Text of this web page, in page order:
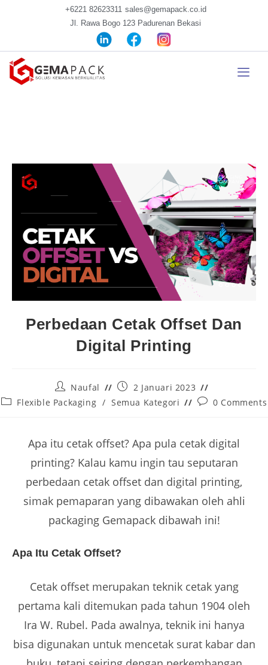
+6221 82623311 sales@gemapack.co.id
Jl. Rawa Bogo 123 Padurenan Bekasi
Perbedaan Cetak Offset Dan
Digital Printing
Naufal
2 Januari 2023
Flexible Packaging / Semua Kategori 0 Comments
Apa itu cetak offset? Apa pula cetak digital
printing? Kalau kamu ingin tau seputaran
perbedaan cetak offset dan digital printing,
simak pemaparan yang dibawakan oleh ahli
packaging Gemapack dibawah ini!
Apa Itu Cetak Offset?
Cetak offset merupakan teknik cetak yang
pertama kali ditemukan pada tahun 1904 oleh
Ira W. Rubel. Pada awalnya, teknik ini hanya
bisa digunakan untuk mencetak surat kabar dan